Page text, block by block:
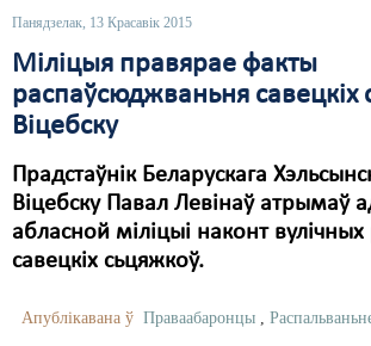
Панядзелак, 13 Красавік 2015
Міліцыя правярае факты
распаўсюджваньня савецкіх
Віцебску
Прадстаўнік Беларускага
Віцебску Павал Левінаў атрымаў
абласной міліцыі наконт
савецкіх сьцяжкоў.
Апублікавана ў Праваабаронцы ,
Сацыяльныя правы